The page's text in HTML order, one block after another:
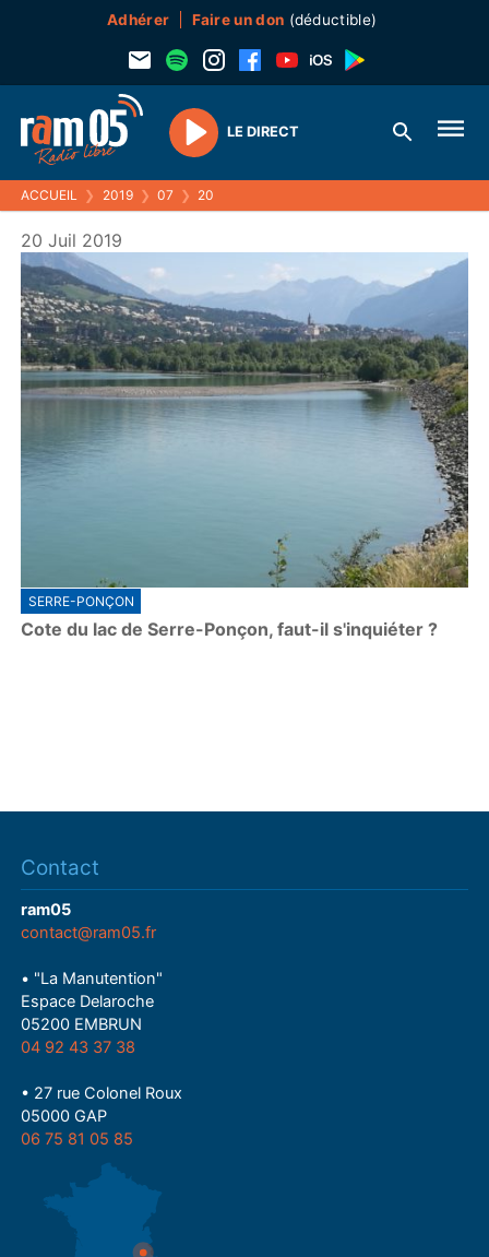
Adhérer Faire un don (déductible)
Play
LE DIRECT
ACCUEIL ❯ 2019 ❯ 07 ❯ 20
20 Juil 2019
SERRE-PONÇON
Cote du lac de Serre-Ponçon, faut-il s'inquiéter ?
Contact
ram05
contact@ram05.fr
• "La Manutention"
Espace Delaroche
05200 EMBRUN
04 92 43 37 38
• 27 rue Colonel Roux
05000 GAP
06 75 81 05 85